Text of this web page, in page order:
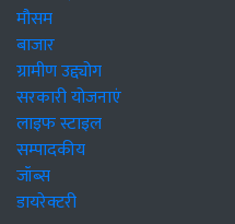
मौसम
बाजार
ग्रामीण उद्द्योग
सरकारी योजनाएं
लाइफ स्टाइल
सम्पादकीय
जॉब्स
डायरेक्टरी